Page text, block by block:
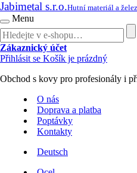
Jabimetal s.r.o.Hutní materiál a
Menu
Zákaznický účet
Přihlásit se Košík je prázdný
Obchod s kovy pro profesionály i
O nás
Doprava a platba
Poptávky
Kontakty
Deutsch